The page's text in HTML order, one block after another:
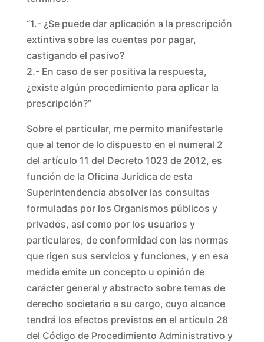
“1.- ¿Se puede dar aplicación a la prescripción
extintiva sobre las cuentas por pagar,
castigando el pasivo?
2.- En caso de ser positiva la respuesta,
¿existe algún procedimiento para aplicar la
prescripción?”
Sobre el particular, me permito manifestarle
que al tenor de lo dispuesto en el numeral 2
del artículo 11 del Decreto 1023 de 2012, es
función de la Oficina Jurídica de esta
Superintendencia absolver las consultas
formuladas por los Organismos públicos y
privados, así como por los usuarios y
particulares, de conformidad con las normas
que rigen sus servicios y funciones, y en esa
medida emite un concepto u opinión de
carácter general y abstracto sobre temas de
derecho societario a su cargo, cuyo alcance
tendrá los efectos previstos en el artículo 28
del Código de Procedimiento Administrativo y